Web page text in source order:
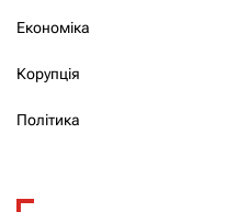
Економіка
Корупція
Політика